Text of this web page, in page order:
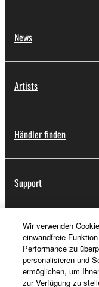
News
Artists
Händler finden
Support
Registrierung von
Über Yamaha
Wir verwenden
einwandfreie
Performance zu
personalisieren und
ermöglichen, um
zur Verfügung zu